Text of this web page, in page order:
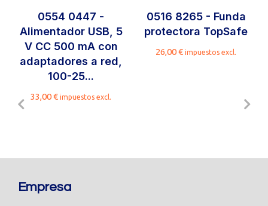
0554 0447 -
Alimentador USB, 5
V CC 500 mA con
adaptadores a red,
100-25...
33,00€ impuestos excl.
0516 8265 - Funda
protectora TopSafe
26,00€ impuestos excl.
Empresa